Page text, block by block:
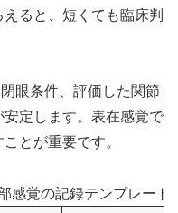
ると、短くても臨床判
眼条件、評価した関節
定します。表在感覚で
とが重要です。
感覚の記録テンプレート